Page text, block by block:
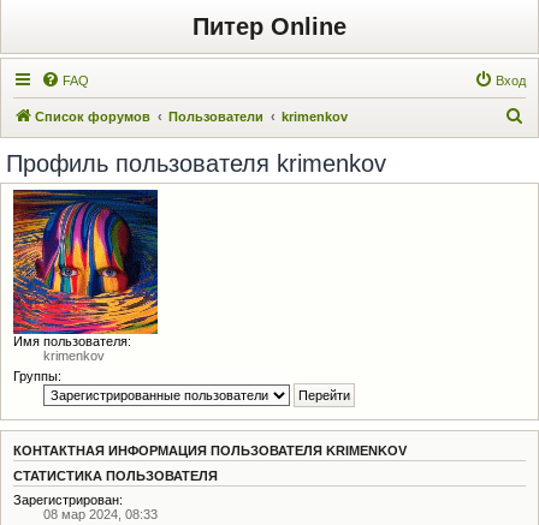
Питер Online
FAQ Вход
Список форумов Пользователи krimenkov
Профиль пользователя krimenkov
Имя пользователя:
krimenkov
Группы:
КОНТАКТНАЯ ИНФОРМАЦИЯ ПОЛЬЗОВАТЕЛЯ KRIMENKOV
СТАТИСТИКА ПОЛЬЗОВАТЕЛЯ
Зарегистрирован:
08 мар 2024, 08:33